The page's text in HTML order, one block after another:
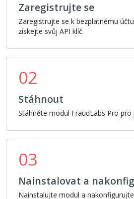
Zaregistrujte se
Zaregistrujte se k bezplatnému
získejte svůj API klíč.
02
Stáhnout
Stáhněte modul FraudLabs Pro pro
03
Nainstalovat a
Nainstalujte modul a